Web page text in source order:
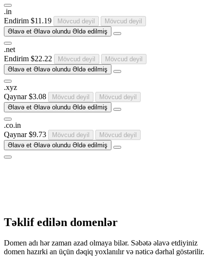
.in
Endirim $11.19 Mövcud deyil
Mövcud deyil
Əlavə et Əlavə olundu Əldə edilmiş
.net
Endirim $22.22 Mövcud deyil
Mövcud deyil
Əlavə et Əlavə olundu Əldə edilmiş
.xyz
Qaynar $3.08 Mövcud deyil
Mövcud deyil
Əlavə et Əlavə olundu Əldə edilmiş
.co.in
Qaynar $9.73 Mövcud deyil
Mövcud deyil
Əlavə et Əlavə olundu Əldə edilmiş
Təklif edilən domenlər
Domen adı hər zaman azad olmaya bilər. Səbətə əlavə etdiyiniz
domen hazırki an üçün dəqiq yoxlanılır və nəticə dərhal göstərilir.